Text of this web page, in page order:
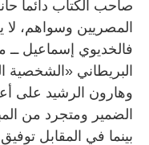
صاحب الكتاب دائماً
المصريين وسواهم،
فالخديوي إسماعيل ــ
البريطاني «الشخصية
وهارون الرشيد على
الضمير ومتجرد من
بينما في المقابل